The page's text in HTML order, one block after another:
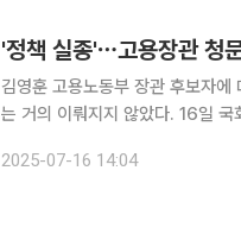
'정책 실종'⋯고용장관 청
김영훈 고용노동부 장관 후보자에
는 거의 이뤄지지 않았다. 16일 국회 환경노동위원회에서 열린 김 후보자에 대한 인사청문회에서 국
주노총) 위원장 출신으로서 노동
2025-07-16 14:04